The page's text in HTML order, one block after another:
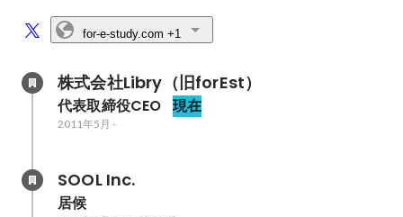
for-e-study.com +1
株式会社Libry（旧forEst）
代表取締役CEO 現在
2011年5月 -
SOOL Inc.
居候